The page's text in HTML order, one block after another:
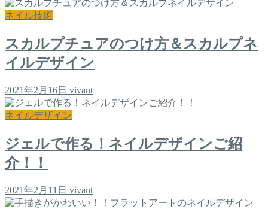
ネイル技術
スカルプチュアのつけ方＆スカルプネ
イルデザイン
2021年2月16日 vivant
ネイルデザイン
ジェルで作る！ネイルデザインご紹
介！！
2021年2月11日 vivant